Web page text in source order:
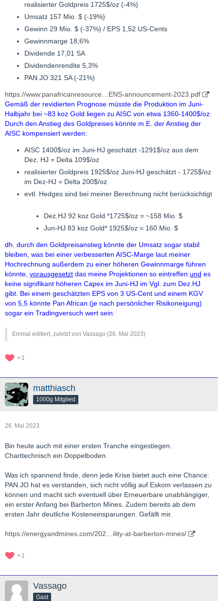
realisierter Goldpreis 1725$/oz (-4%)
Umsatz 157 Mio. $ (-19%)
Gewinn 29 Mio. $ (-37%) / EPS 1,52 US-Cents
Gewinnmarge 18,6%
Dividende 17,01 SA
Dividendenrendite 5,3%
PAN.JO 321 SA (-21%)
https://www.panafricanresource…ENS-announcement-2023.pdf
Gemäß der revidierten Prognose müsste die Produktion im Juni-
Halbjahr bei ~83 koz Gold liegen zu AISC von etwa 1360-1400$/oz.
Durch den Anstieg des Goldpreises könnte m.E. der Anstieg der
AISC kompensiert werden:
AISC 1400$/oz im Juni-HJ geschätzt -1291$/oz aus dem
Dez. HJ = Delta 109$/oz
realisierter Goldpreis 1925$/oz Juni-HJ geschätzt - 1725$/oz
im Dez-HJ = Delta 200$/oz
evtl. Hedges sind bei meiner Berechnung nicht berücksichtigt
Dez.HJ 92 koz Gold *1725$/oz = ~158 Mio. $
Jun-HJ 83 koz Gold* 1925$/oz = 160 Mio. $
dh. durch den Goldpreisanstieg könnte der Umsatz sogar stabil
bleiben, was bei einer verbesserten AISC-Marge laut meiner
Hochrechnung außerdem zu einer höheren Gewinnmarge führen
könnte, vorausgesetzt das meine Projektionen so eintreffen und es
keine signifikant höheren Capex im Juni-HJ im Vgl. zum Dez.HJ
gibt. Bei einem geschätzten EPS von 3 US-Cent und einem KGV
von 5,5 könnte Pan African (je nach persönlicher Risikoneigung)
sogar ein Tradingversuch wert sein.
Einmal editiert, zuletzt von Vassago (26. Mai 2023)
1
matthiasch
1000g Mitglied
26. Mai 2023
Bin heute auch mit einer ersten Tranche eingestiegen.
Charttechnisch ein Doppelboden.
Was ich spannend finde, denn jede Krise bietet auch eine Chance:
PAN.JO hat es verstanden, sich nicht völlig auf Eskom verlassen zu
können und macht sich eventuell über Erneuerbare unabhängiger,
ein erster Anfang bei Barberton Mines. Zudem bereits ab dem
ersten Jahr deutliche Kosteneinsparungen. Gefällt mir.
https://energyandmines.com/202…ility-at-barberton-mines/
1
Vassago
Gast